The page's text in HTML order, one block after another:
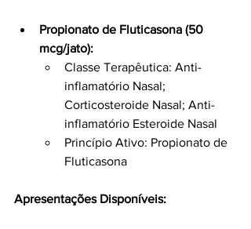
Propionato de Fluticasona (50
mcg/jato):
Classe Terapêutica: Anti-
inflamatório Nasal;
Corticosteroide Nasal; Anti-
inflamatório Esteroide Nasal
Princípio Ativo: Propionato de
Fluticasona
Apresentações Disponíveis: